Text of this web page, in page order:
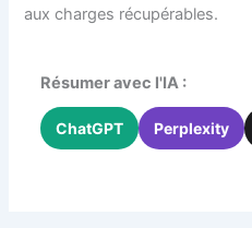
aux charges récupérables.
Résumer avec l'IA :
ChatGPT Perplexity